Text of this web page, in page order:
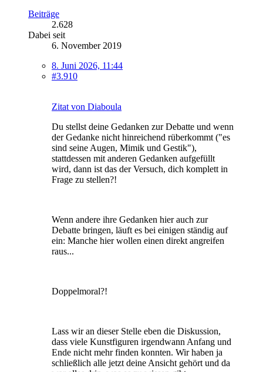
Beiträge
2.628
Dabei seit
6. November 2019
8. Juni 2026, 11:44
#3.910
Zitat von Diaboula
Du stellst deine Gedanken zur Debatte und wenn
der Gedanke nicht hinreichend rüberkommt ("es
sind seine Augen, Mimik und Gestik"),
stattdessen mit anderen Gedanken aufgefüllt
wird, dann ist das der Versuch, dich komplett in
Frage zu stellen?!
Wenn andere ihre Gedanken hier auch zur
Debatte bringen, läuft es bei einigen ständig auf
ein: Manche hier wollen einen direkt angreifen
raus...
Doppelmoral?!
Lass wir an dieser Stelle eben die Diskussion,
dass viele Kunstfiguren irgendwann Anfang und
Ende nicht mehr finden konnten. Wir haben ja
schließlich alle jetzt deine Ansicht gehört und da